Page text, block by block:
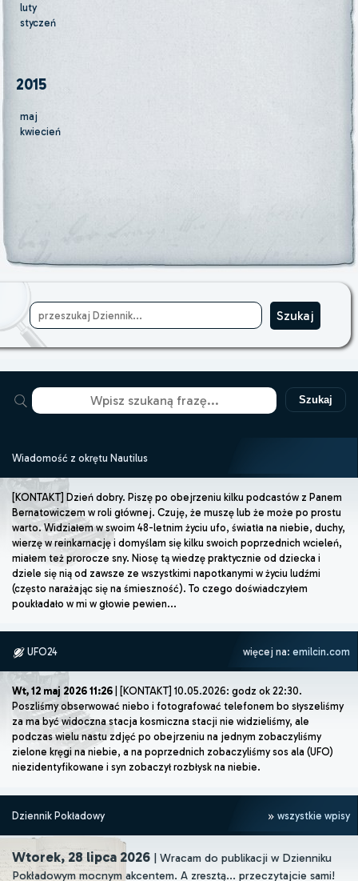
luty
styczeń
2015
maj
kwiecień
Szukaj
Wiadomość z okrętu Nautilus
[KONTAKT] Dzień dobry. Piszę po obejrzeniu kilku podcastów z Panem
Bernatowiczem w roli głównej. Czuję, że muszę lub że może po prostu
warto. Widziałem w swoim 48-letnim życiu ufo, światła na niebie, duchy,
wierzę w reinkarnację i domyślam się kilku swoich poprzednich wcieleń,
miałem też prorocze sny. Niosę tą wiedzę praktycznie od dziecka i
dziele się nią od zawsze ze wszystkimi napotkanymi w życiu ludźmi
(często narażając się na śmieszność). To czego doświadczyłem
poukładało w mi w głowie pewien...
UFO24 więcej na: emilcin.com
Wt, 12 maj 2026 11:26 | [KONTAKT] 10.05.2026: godz ok 22:30.
Poszliśmy obserwować niebo i fotografować telefonem bo słyszeliśmy
za ma być widoczna stacja kosmiczna stacji nie widzieliśmy, ale
podczas wielu nastu zdjęć po obejrzeniu na jednym zobaczyliśmy
zielone kręgi na niebie, a na poprzednich zobaczyliśmy sos ala (UFO)
niezidentyfikowane i syn zobaczył rozbłysk na niebie.
Dziennik Pokładowy wszystkie wpisy
Wtorek, 28 lipca 2026 | Wracam do publikacji w Dzienniku
Pokładowym mocnym akcentem. A zresztą... przeczytajcie sami!